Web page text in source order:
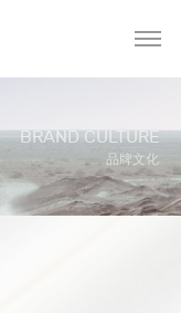
BRAND CULTURE
品牌文化